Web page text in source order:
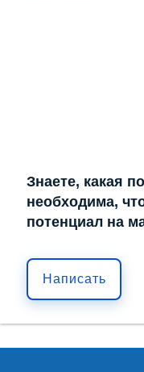
Знаете, какая
необходима,
потенциал на
Написать